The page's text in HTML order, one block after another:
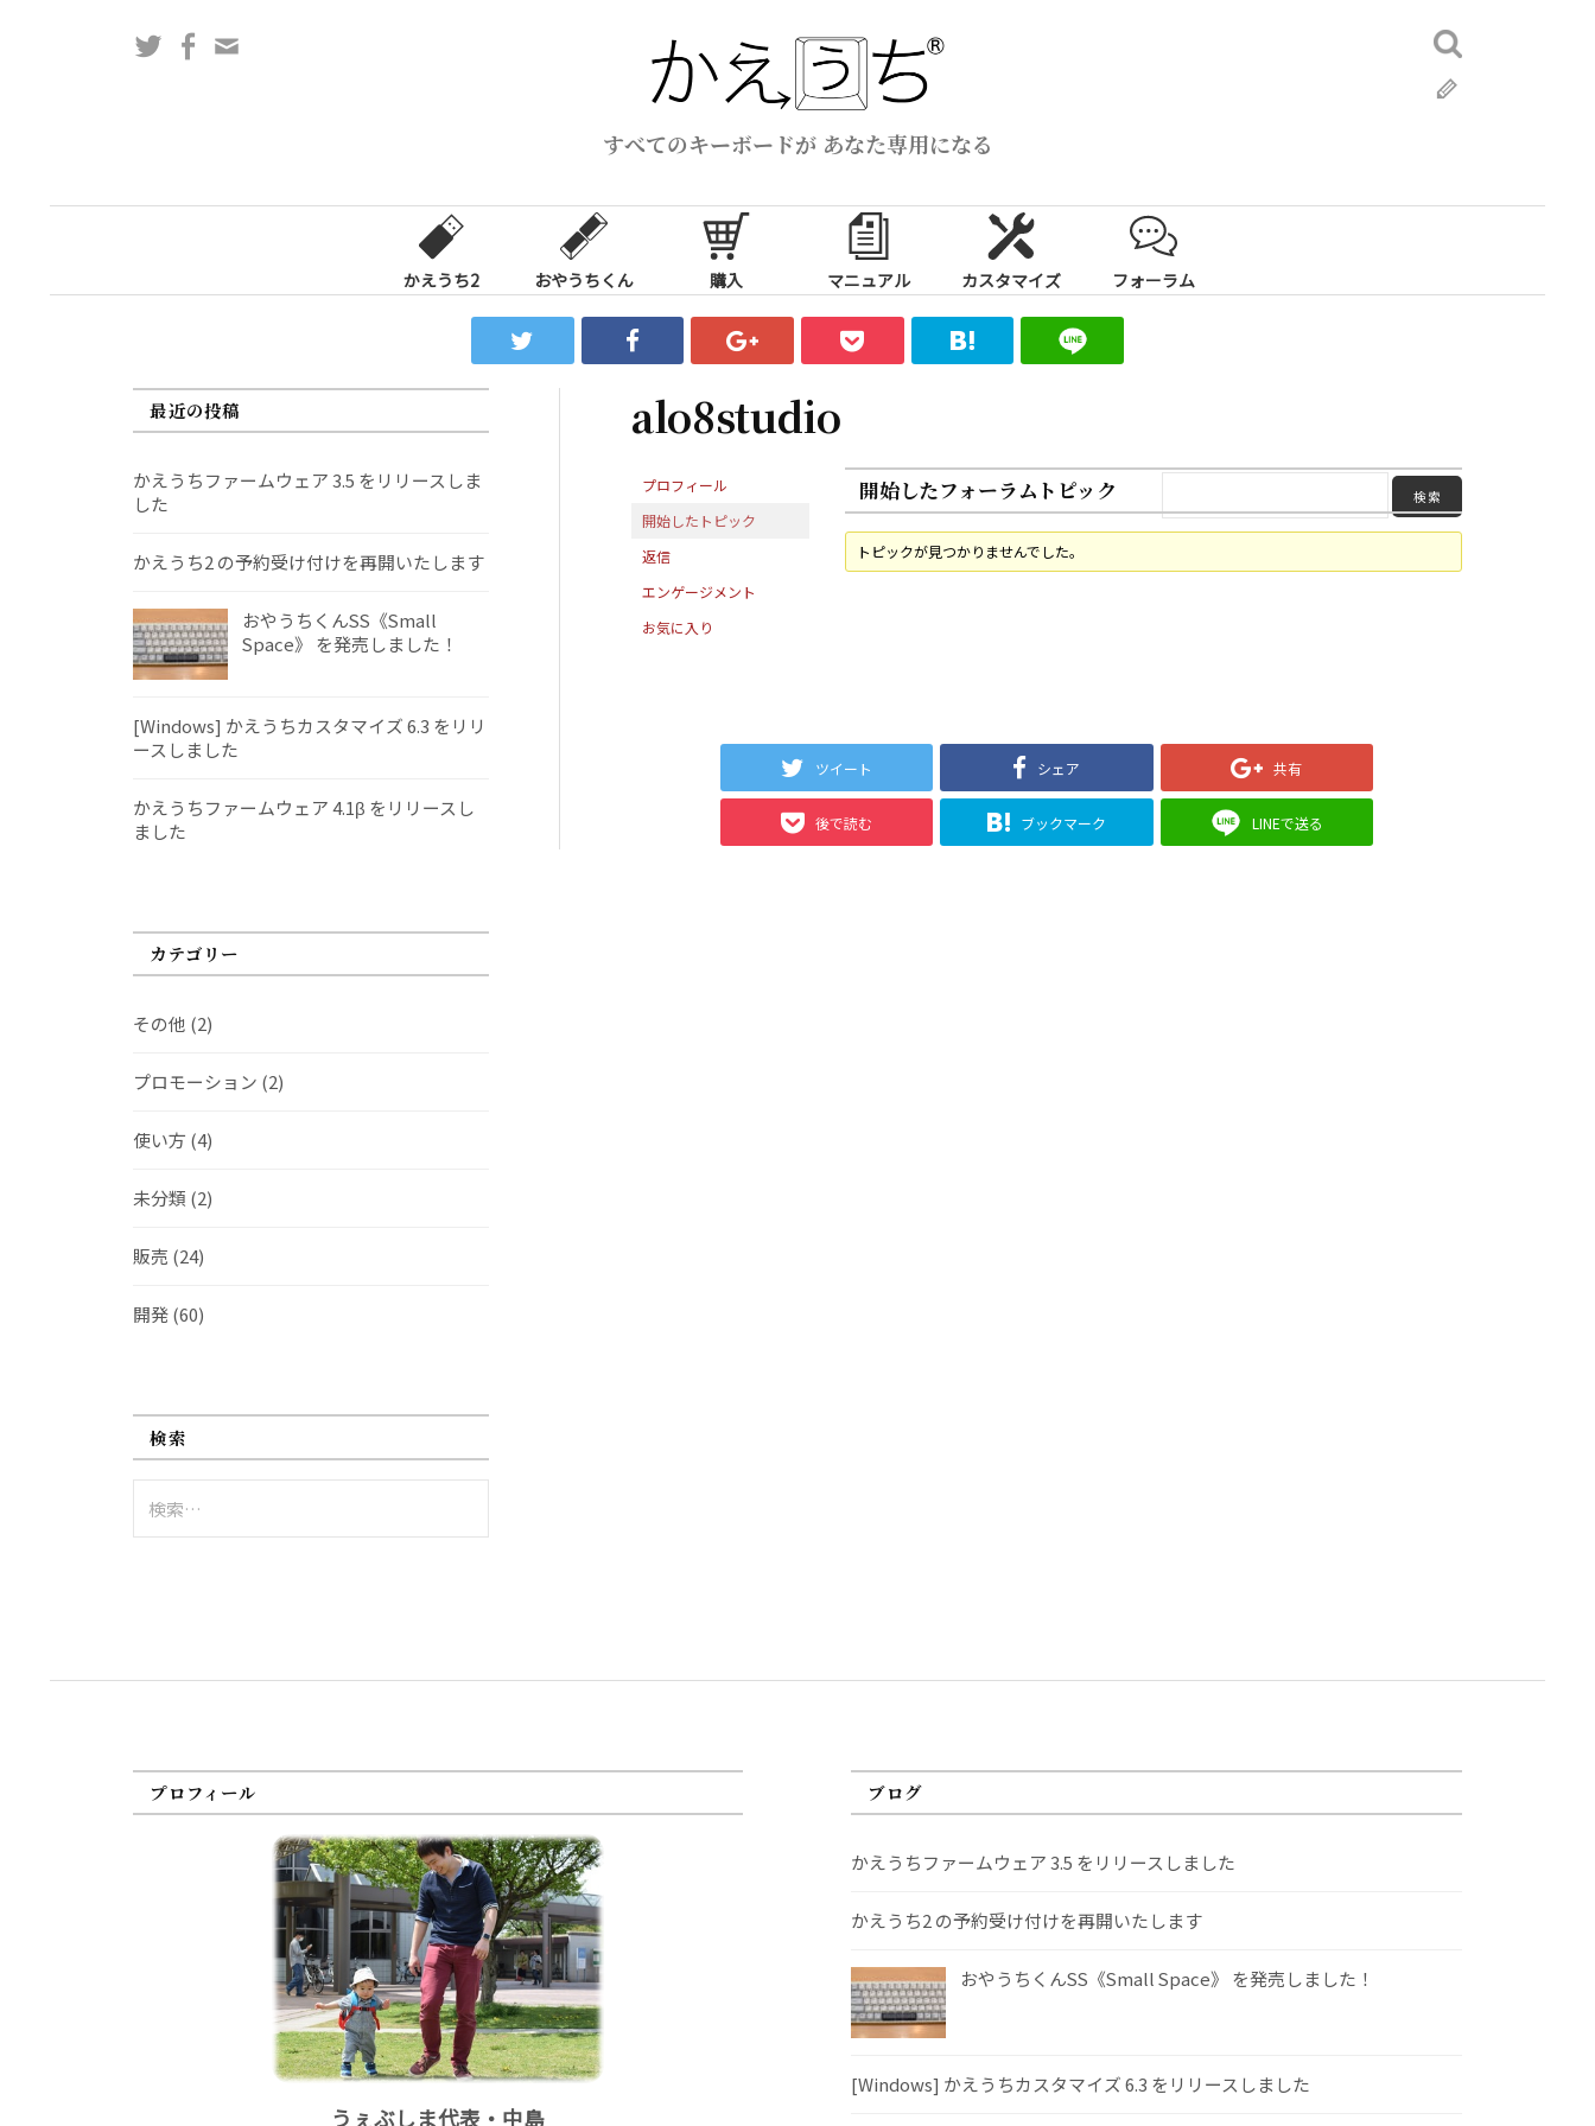
ス
すべてのキーボードが あなた専用になる
TwitterFacebook
検
索:
かえうち2 おやうちくん 購入 マニュアル カスタマイズ フォーラム
alo8studio
プロフィール
開始したトピック
返信
エンゲージメント
お気に入り
開始したフォーラムトピック
トピックが見つかりませんでした。
ツイート シェア 共有
後で読む ブックマーク LINEで送る
最近の投稿
かえうちファームウェア 3.5 をリリースしま
した
かえうち2 の予約受け付けを再開いたします
おやうちくんSS《Small
Space》 を発売しました！
[Windows] かえうちカスタマイズ 6.3 をリリ
ースしました
かえうちファームウェア 4.1β をリリースし
ました
カテゴリー
その他 (2)
プロモーション (2)
使い方 (4)
未分類 (2)
販売 (24)
開発(60)
検索
索:
プロフィール
うぇぶしま代表・中島
ブログ
かえうちファームウェア 3.5 をリリースしました
かえうち2 の予約受け付けを再開いたします
おやうちくんSS《Small Space》 を発売しました！
[Windows] かえうちカスタマイズ 6.3 をリリースしました